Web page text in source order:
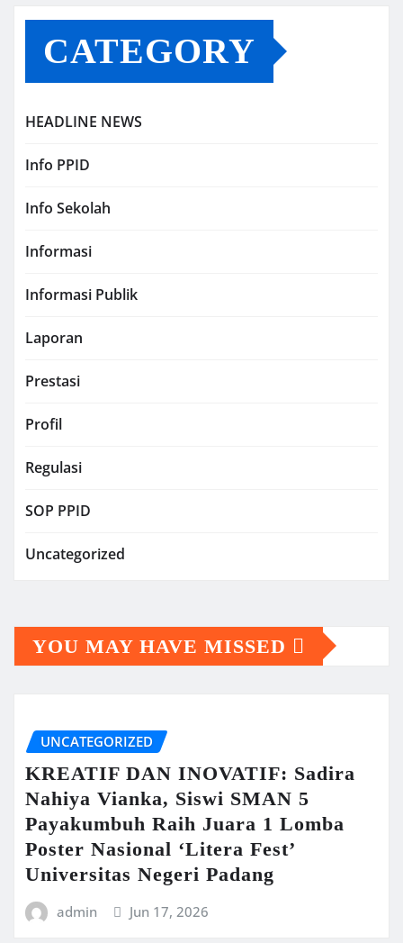
CATEGORY
HEADLINE NEWS
Info PPID
Info Sekolah
Informasi
Informasi Publik
Laporan
Prestasi
Profil
Regulasi
SOP PPID
Uncategorized
YOU MAY HAVE MISSED
UNCATEGORIZED
KREATIF DAN INOVATIF: Sadira
Nahiya Vianka, Siswi SMAN 5
Payakumbuh Raih Juara 1 Lomba
Poster Nasional ‘Litera Fest’
Universitas Negeri Padang
admin Jun 17, 2026